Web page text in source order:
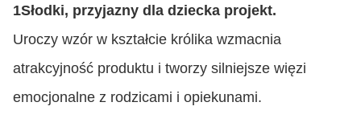
1Słodki, przyjazny dla dziecka projekt.
Uroczy wzór w kształcie królika wzmacnia
atrakcyjność produktu i tworzy silniejsze więzi
emocjonalne z rodzicami i opiekunami.